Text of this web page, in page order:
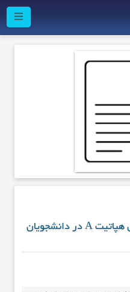
الگوی همه گیر شناسی ویروس هپاتیت A در دانشجویان